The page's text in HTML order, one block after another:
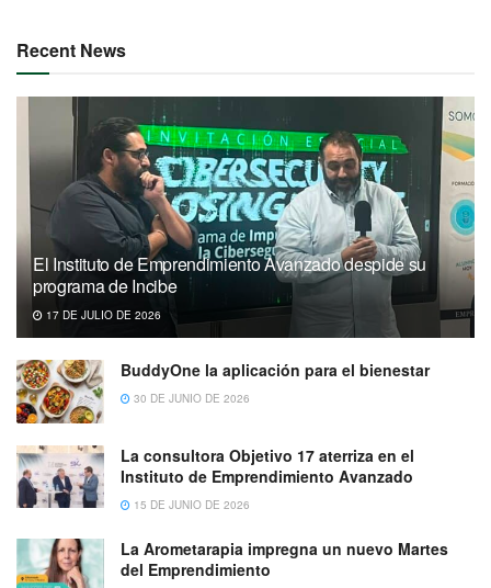
Recent News
El Instituto de Emprendimiento Avanzado despide su
programa de Incibe
17 DE JULIO DE 2026
BuddyOne la aplicación para el bienestar
30 DE JUNIO DE 2026
La consultora Objetivo 17 aterriza en el
Instituto de Emprendimiento Avanzado
15 DE JUNIO DE 2026
La Arometarapia impregna un nuevo Martes
del Emprendimiento